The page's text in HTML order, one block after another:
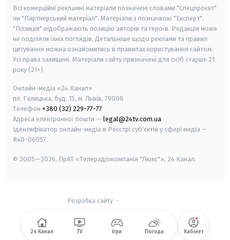
Всі комерційні рекламні матеріали позначені словами "Спецпроєкт"
чи "Партнерський матеріал". Матеріали з позначкою "Експерт",
"Позиція" відображають позицію авторів та героїв. Редакція може
не поділяти їхніх поглядів. Детальніше щодо реклами та правил
цитування можна ознайомитись в правилах користування сайтом.
Усі права захищені. Матеріали сайту призначені для осіб старше 21
року (21+)
Онлайн-медіа «24 Канал»
пл. Галицька, буд. 15, м. Львів, 79008
Телефон +380 (32) 229-77-77
Адреса електронної пошти — legal@24tv.com.ua
Ідентифікатор онлайн-медіа в Реєстрі суб'єктів у сфері медіа —
R40-06057
© 2005—2026, ПрАТ «Телерадіокомпанія "Люкс"», 24 Канал.
Розробка сайту-
24 Канал TV Ігри Погода Кабінет